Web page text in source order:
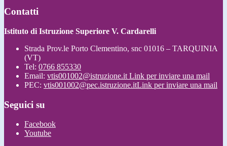
Contatti
Istituto di Istruzione Superiore V. Cardarelli
Strada Prov.le Porto Clementino, snc 01016 – TARQUINIA
(VT)
Tel: 0766 855330
Email: vtis001002@istruzione.it Link per inviare una mail
PEC: vtis001002@pec.istruzione.itLink per inviare una mail
Seguici su
Facebook
Youtube